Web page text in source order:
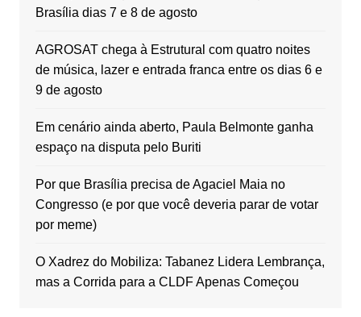
Brasília dias 7 e 8 de agosto
AGROSAT chega à Estrutural com quatro noites
de música, lazer e entrada franca entre os dias 6 e
9 de agosto
Em cenário ainda aberto, Paula Belmonte ganha
espaço na disputa pelo Buriti
Por que Brasília precisa de Agaciel Maia no
Congresso (e por que você deveria parar de votar
por meme)
O Xadrez do Mobiliza: Tabanez Lidera Lembrança,
mas a Corrida para a CLDF Apenas Começou